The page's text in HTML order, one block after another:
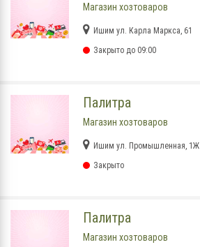
Магазин хозтоваров
Ишим ул. Карла Маркса, 61
Закрыто до 09:00
Палитра
Магазин хозтоваров
Ишим ул. Промышленная, 1Ж
Закрыто
Палитра
Магазин хозтоваров